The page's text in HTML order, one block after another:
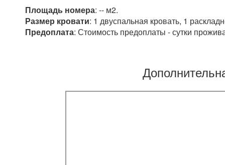
Площадь номера: -- м2.
Размер кровати: 1 двуспальная кровать, 1
Предоплата: Стоимость предоплаты - сутки